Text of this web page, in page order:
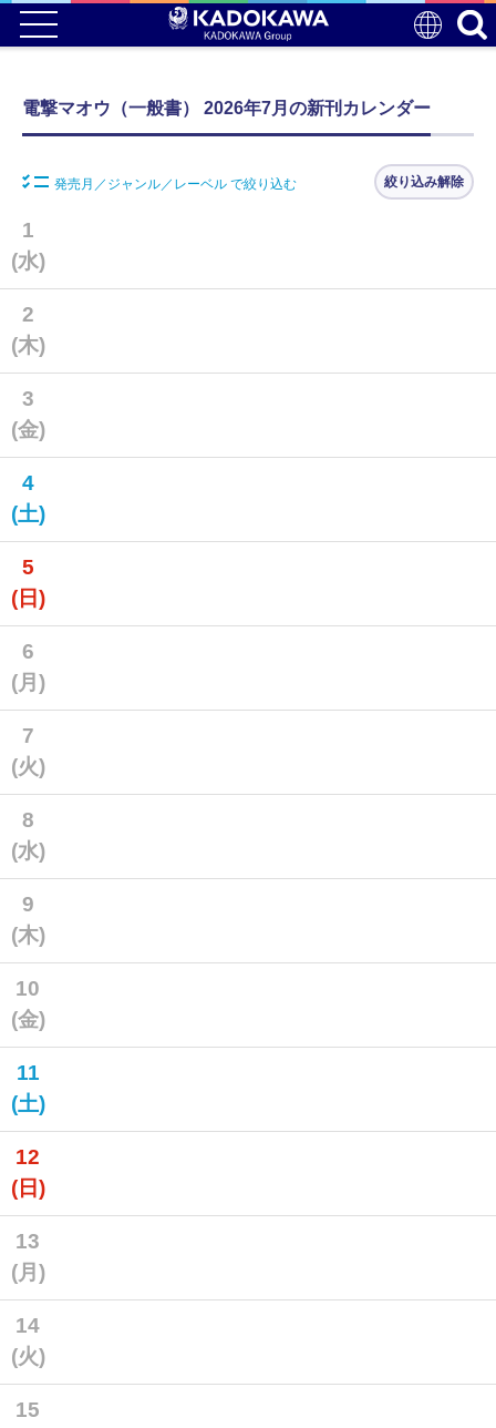
電撃マオウ（一般書） 2026年7月の新刊カレンダー
発売月／ジャンル／レーベル で絞り込む 絞り込み解除
1
(水)
2
(木)
3
(金)
4
(土)
5
(日)
6
(月)
7
(火)
8
(水)
9
(木)
10
(金)
11
(土)
12
(日)
13
(月)
14
(火)
15